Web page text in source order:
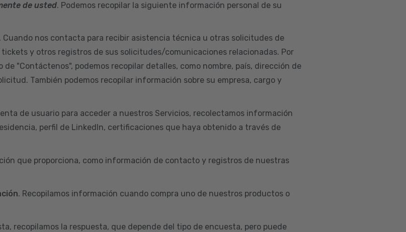
de usted. Podemos recopilar la siguiente información personal de su
. Cuando nos contacta para recibir asistencia técnica u otras solicitudes de
y otros registros de sus solicitudes/comunicaciones relacionadas. Por
"Contáctenos", podemos recopilar detalles, como nombre, país, dirección de
También podemos recopilar información sobre su empresa, cargo y
de usuario para acceder a nuestros Servicios, recolectamos información
perfil de LinkedIn, certificaciones que haya obtenido a través de
que proporciona, como información de contacto y registros de nuestras
. Recopilamos información cuando compra uno de nuestros productos o
recopilamos la respuesta, que depende del tipo de encuesta, pero puede